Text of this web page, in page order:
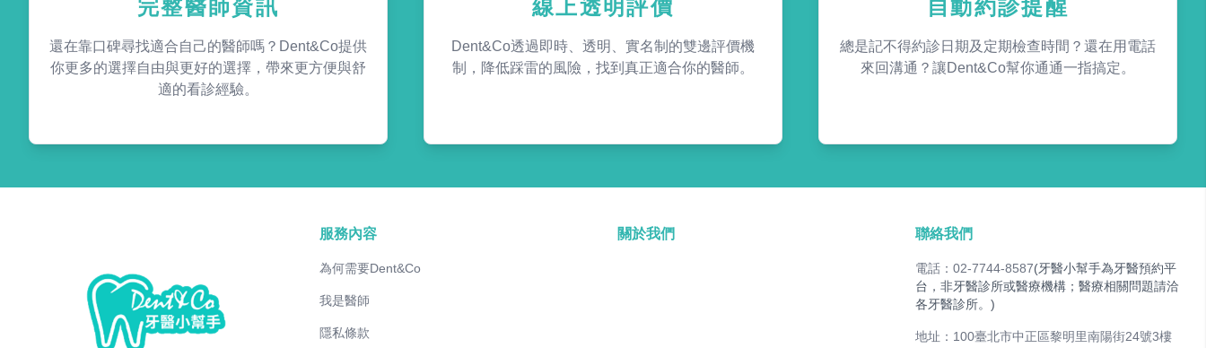
完整醫師資訊
還在靠口碑尋找適合自己的醫師嗎？Dent&Co提供
你更多的選擇自由與更好的選擇，帶來更方便與舒
適的看診經驗。
線上透明評價
Dent&Co透過即時、透明、實名制的雙邊評價機
制，降低踩雷的風險，找到真正適合你的醫師。
自動約診提醒
總是記不得約診日期及定期檢查時間？還在用電話
來回溝通？讓Dent&Co幫你通通一指搞定。
服務內容
為何需要Dent&Co
我是醫師
隱私條款
關於我們 聯絡我們
電話：02-7744-8587(牙醫小幫手為牙醫預約平
台，非牙醫診所或醫療機構；醫療相關問題請洽
各牙醫診所。)
地址：100臺北市中正區黎明里南陽街24號3樓